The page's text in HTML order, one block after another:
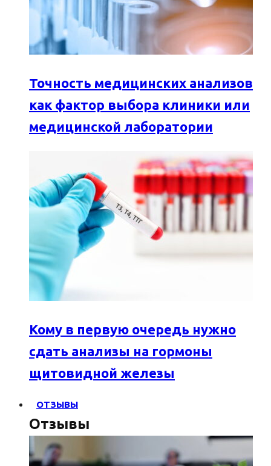
Точность медицинских анализов
как фактор выбора клиники или
медицинской лаборатории
Кому в первую очередь нужно
сдать анализы на гормоны
щитовидной железы
ОТЗЫВЫ
Отзывы